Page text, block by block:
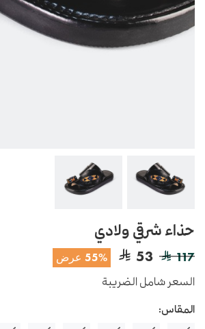
حذاء شرقي ولادي
117
53 55% عرض
السعر شامل الضريبة
المقاس: